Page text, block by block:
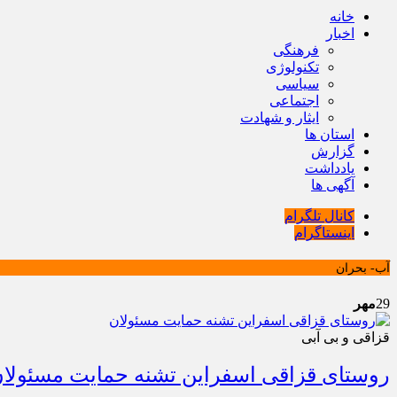
خانه
اخبار
فرهنگی
تکنولوژی
سیاسی
اجتماعی
ایثار و شهادت
استان ها
گزارش
یادداشت
آگهی ها
کانال تلگرام
اینستاگرام
آب- بحران
29مهر
قزاقی و بی آبی
روستای قزاقی اسفراین تشنه حمایت